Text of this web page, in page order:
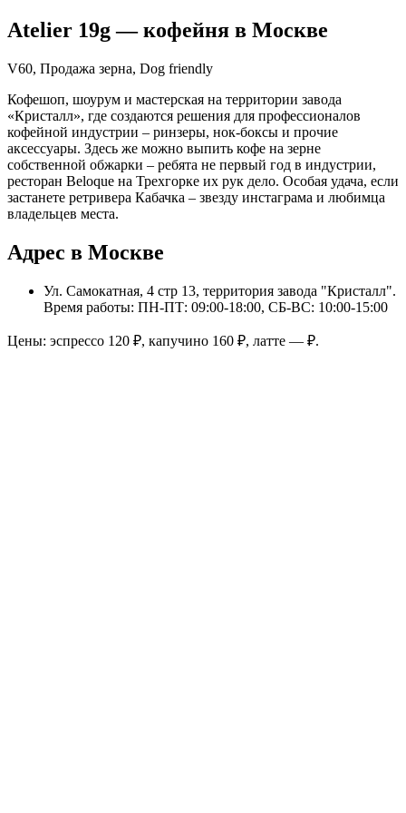
Atelier 19g— кофейня в Москве
V60, Продажа зерна, Dog friendly
Кофешоп, шоурум и мастерская на территории завода
«Кристалл», где создаются решения для профессионалов
кофейной индустрии – ринзеры, нок-боксы и прочие
аксессуары. Здесь же можно выпить кофе на зерне
собственной обжарки – ребята не первый год в индустрии,
ресторан Beloque на Трехгорке их рук дело. Особая удача, если
застанете ретривера Кабачка – звезду инстаграма и любимца
владельцев места.
Адрес в Москве
Ул. Самокатная, 4 стр 13, территория завода "Кристалл".
Время работы: ПН-ПТ: 09:00-18:00, СБ-ВС: 10:00-15:00
Цены: эспрессо 120 ₽, капучино 160 ₽, латте — ₽.